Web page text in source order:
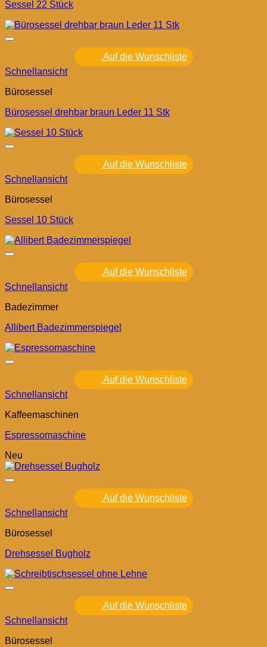
Sessel 22 Stück
Auf die Wunschliste
Schnellansicht
Bürosessel
Bürosessel drehbar braun Leder 11 Stk
Auf die Wunschliste
Schnellansicht
Bürosessel
Sessel 10 Stück
Auf die Wunschliste
Schnellansicht
Badezimmer
Allibert Badezimmerspiegel
Auf die Wunschliste
Schnellansicht
Kaffeemaschinen
Espressomaschine
Neu
Auf die Wunschliste
Schnellansicht
Bürosessel
Drehsessel Bugholz
Auf die Wunschliste
Schnellansicht
Bürosessel